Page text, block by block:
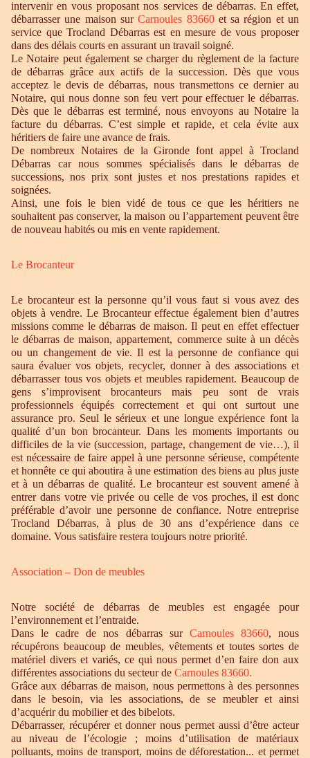
intervenir en vous proposant nos services de débarras. En effet,
débarrasser une maison surCarnoules 83660et sa région et un
service que Trocland Débarras est en mesure de vous proposer
dans des délais courts en assurant un travail soigné.
Le Notaire peut également se charger du règlement de la facture
de débarras grâce aux actifs de la succession. Dès que vous
acceptez le devis de débarras, nous transmettons ce dernier au
Notaire, qui nous donne son feu vert pour effectuer le débarras.
Dès que le débarras est terminé, nous envoyons au Notaire la
facture du débarras. C’est simple et rapide, et cela évite aux
héritiers de faire une avance de frais.
De nombreux Notaires de la Gironde font appel à Trocland
Débarras car nous sommes spécialisés dans le débarras de
successions, nos prix sont justes et nos prestations rapides et
soignées.
Ainsi, une fois le bien vidé de tous ce que les héritiers ne
souhaitent pas conserver, la maison ou l’appartement peuvent être
de nouveau habités ou mis en vente rapidement.
Le Brocanteur
Le brocanteur est la personne qu’il vous faut si vous avez des
objets à vendre. Le Brocanteur effectue également bien d’autres
missions comme le débarras de maison. Il peut en effet effectuer
le débarras de maison, appartement, commerce suite à un décès
ou un changement de vie. Il est la personne de confiance qui
saura évaluer vos objets, recycler, donner à des associations et
débarrasser tous vos objets et meubles rapidement. Beaucoup de
gens s’improvisent brocanteurs mais peu sont de vrais
professionnels équipés correctement et qui ont surtout une
assurance pro. Seul le sérieux et une longue expérience font la
qualité d’un bon brocanteur. Dans les moments importants ou
difficiles de la vie (succession, partage, changement de vie…), il
est nécessaire de faire appel à une personne sérieuse, compétente
et honnête ce qui aboutira à une estimation des biens au plus juste
et à un débarras de qualité. Le brocanteur est souvent amené à
entrer dans votre vie privée ou celle de vos proches, il est donc
préférable d’avoir une personne de confiance. Notre entreprise
Trocland Débarras, à plus de 30 ans d’expérience dans ce
domaine. Vous satisfaire restera toujours notre priorité.
Association – Don de meubles
Notre société de débarras de meubles est engagée pour
l’environnement et l’entraide.
Dans le cadre de nos débarras sur Carnoules 83660, nous
récupérons beaucoup de meubles, vêtements et toutes sortes de
matériel divers et variés, ce qui nous permet d’en faire don aux
différentes associations du secteur de Carnoules 83660.
Grâce aux débarras de maison, nous permettons à des personnes
dans le besoin, via les associations, de se meubler et ainsi
d’acquérir du mobilier et des bibelots.
Débarrasser, récupérer et donner nous permet aussi d’être acteur
au niveau de l’écologie ; moins d’utilisation de matériaux
polluants, moins de transport, moins de déforestation... et permet